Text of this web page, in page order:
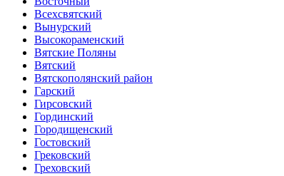
Всехсвятский
Вынурский
Высокораменский
Вятские Поляны
Вятский
Вятскополянский район
Гарский
Гирсовский
Гординский
Городищенский
Гостовский
Грековский
Греховский